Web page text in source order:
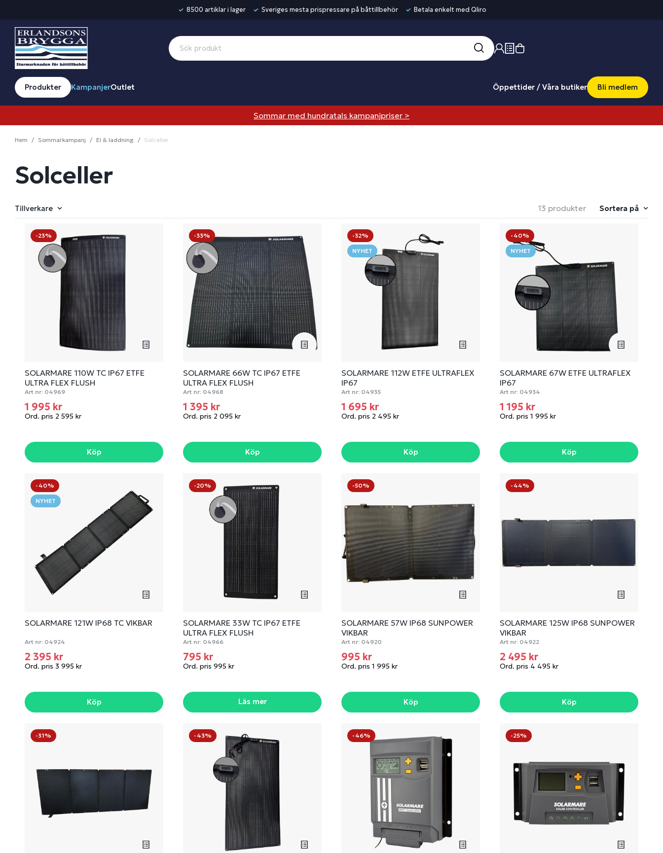
8500 artiklar i lager Sveriges mesta prispressare på båttillbehör Betala enkelt med Qliro
Produkter KampanjerOutlet Öppettider / Våra butiker Bli medlem
Sommar med hundratals kampanjpriser >
Hem Sommarkampanj El & laddning Solceller
Solceller
Tillverkare 13 produkter Sortera på
-23%
SOLARMARE 110W TC IP67 ETFE
ULTRA FLEX FLUSH
Art nr: 04969
1 995 kr
Ord. pris 2 595 kr
Köp
-33%
SOLARMARE 66W TC IP67 ETFE
ULTRA FLEX FLUSH
Art nr: 04968
1 395 kr
Ord. pris 2 095 kr
Köp
-32%
NYHET
SOLARMARE 112W ETFE ULTRAFLEX
IP67
Art nr: 04935
1 695 kr
Ord. pris 2 495 kr
Köp
-40%
NYHET
SOLARMARE 67W ETFE ULTRAFLEX
IP67
Art nr: 04934
1 195 kr
Ord. pris 1 995 kr
Köp
-40%
NYHET
SOLARMARE 121W IP68 TC VIKBAR
Art nr: 04924
2 395 kr
Ord. pris 3 995 kr
Köp
-20%
SOLARMARE 33W TC IP67 ETFE
ULTRA FLEX FLUSH
Art nr: 04966
795 kr
Ord. pris 995 kr
Läs mer
-50%
SOLARMARE 57W IP68 SUNPOWER
VIKBAR
Art nr: 04920
995 kr
Ord. pris 1 995 kr
Köp
-44%
SOLARMARE 125W IP68 SUNPOWER
VIKBAR
Art nr: 04922
2 495 kr
Ord. pris 4 495 kr
Köp
-31% -43% -46% -25%